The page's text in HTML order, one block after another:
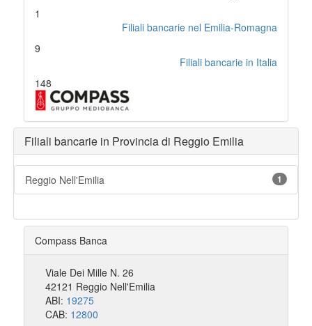
1
Filiali bancarie nel Emilia-Romagna
9
Filiali bancarie in Italia
148
Filiali bancarie in Provincia di Reggio Emilia
Reggio Nell'Emilia 1
Compass Banca
Viale Dei Mille N. 26
42121 Reggio Nell'Emilia
ABI: 19275
CAB: 12800